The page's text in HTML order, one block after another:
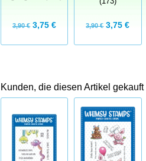
3,90 €3,75 € 3,90 €3,75 €
Kunden, die diesen Artikel